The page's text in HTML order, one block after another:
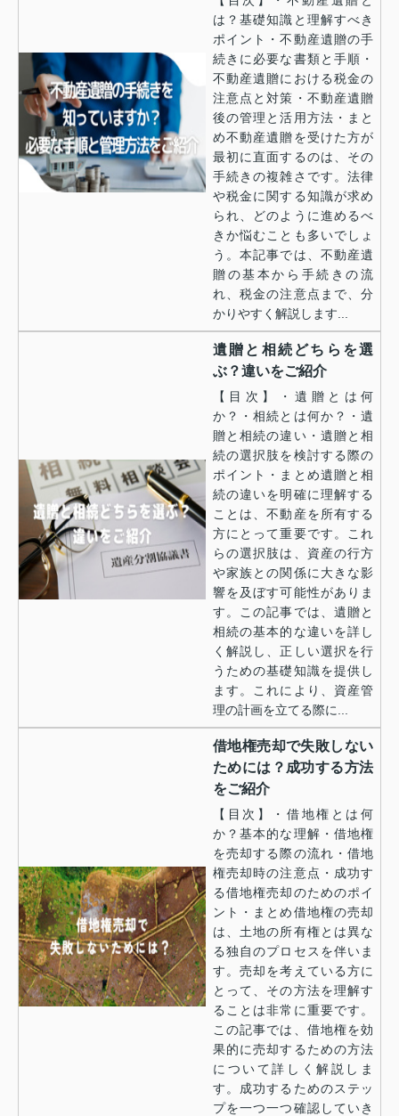
は？基礎知識と理解すべき
ポイント・不動産遺贈の手
続きに必要な書類と手順・
不動産遺贈における税金の
注意点と対策・不動産遺贈
後の管理と活用方法・まと
め不動産遺贈を受けた方が
最初に直面するのは、その
手続きの複雑さです。法律
や税金に関する知識が求め
られ、どのように進めるべ
きか悩むことも多いでしょ
う。本記事では、不動産遺
贈の基本から手続きの流
れ、税金の注意点まで、分
かりやすく解説します...
遺贈と相続どちらを選
ぶ？違いをご紹介
【目次】・遺贈とは何
か？・相続とは何か？・遺
贈と相続の違い・遺贈と相
続の選択肢を検討する際の
ポイント・まとめ遺贈と相
続の違いを明確に理解する
ことは、不動産を所有する
方にとって重要です。これ
らの選択肢は、資産の行方
や家族との関係に大きな影
響を及ぼす可能性がありま
す。この記事では、遺贈と
相続の基本的な違いを詳し
く解説し、正しい選択を行
うための基礎知識を提供し
ます。これにより、資産管
理の計画を立てる際に...
借地権売却で失敗しない
ためには？成功する方法
をご紹介
【目次】・借地権とは何
か？基本的な理解・借地権
を売却する際の流れ・借地
権売却時の注意点・成功す
る借地権売却のためのポイ
ント・まとめ借地権の売却
は、土地の所有権とは異な
る独自のプロセスを伴いま
す。売却を考えている方に
とって、その方法を理解す
ることは非常に重要です。
この記事では、借地権を効
果的に売却するための方法
について詳しく解説しま
す。成功するためのステッ
プを一つ一つ確認していき